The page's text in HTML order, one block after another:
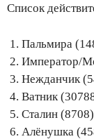
Список
Пальмира
Император/
Нежданчик
Ватник
Сталин (8708)
Алёнушка